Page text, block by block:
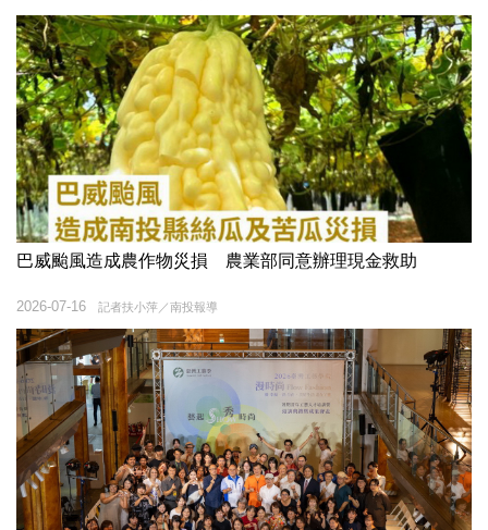
巴威颱風造成農作物災損 農業部同意辦理現金救助
記者扶小萍／南投報導
2026-07-16